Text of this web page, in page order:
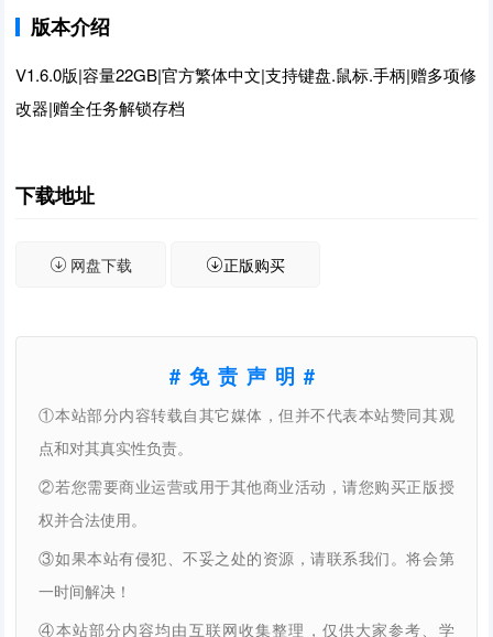
版本介绍
V1.6.0版|容量22GB|官方繁体中文|支持键盘.鼠标.手柄|赠多项修
改器|赠全任务解锁存档
下载地址
网盘下载 正版购买
#免责声明#
①本站部分内容转载自其它媒体，但并不代表本站赞同其观
点和对其真实性负责。
②若您需要商业运营或用于其他商业活动，请您购买正版授
权并合法使用。
③如果本站有侵犯、不妥之处的资源，请联系我们。将会第
一时间解决！
④本站部分内容均由互联网收集整理，仅供大家参考、学